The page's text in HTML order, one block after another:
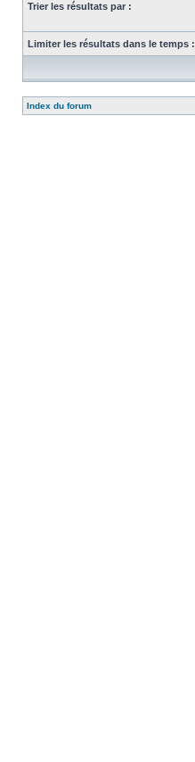
Trier les résultats par :
Limiter les résultats dans le temps :
Index du forum